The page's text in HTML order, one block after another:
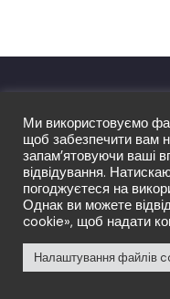
Ми використовуємо
щоб забезпечити вам
запам’ятовуючи ваші
відвідування.
погоджуєтеся на
Однак ви можете
cookie», щоб надати
Налаштування файлів